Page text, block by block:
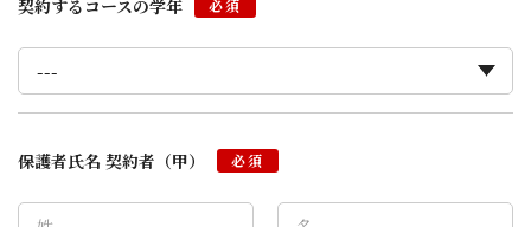
契約するコースの学年 必須
保護者氏名 契約者（甲） 必須